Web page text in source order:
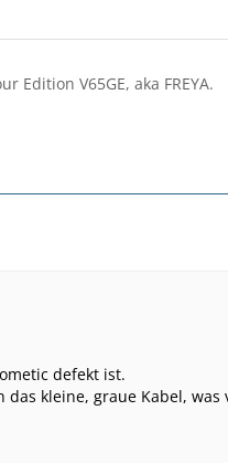
Edition V65GE, aka FREYA.
defekt ist.
kleine, graue Kabel, was